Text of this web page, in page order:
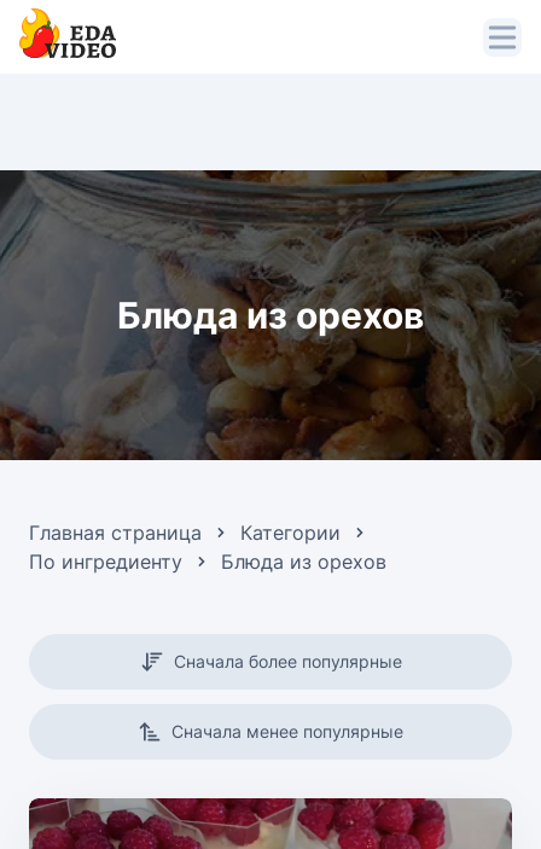
Блюда из орехов
Главная страница
Категории
По ингредиенту
Блюда из орехов
Сначала более популярные
Сначала менее популярные